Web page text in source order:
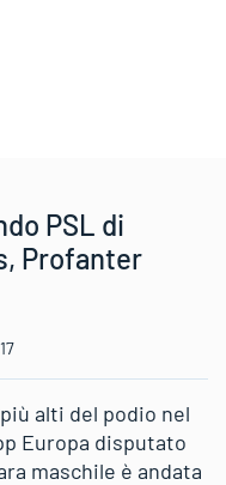
PSL di
Profanter
alti del podio nel
Europa disputato
maschile è andata